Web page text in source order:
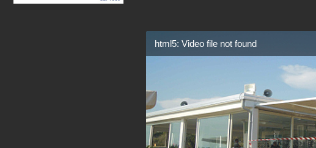
html5: Video file not found